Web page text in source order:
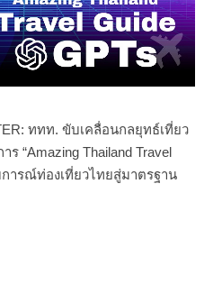
ททท. ขับเคลื่อนกลยุทธ์เที่ยว
“Amazing Thailand Travel
การณ์ท่องเที่ยวไทยสู่มาตรฐาน